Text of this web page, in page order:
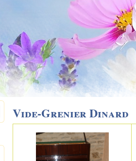
Vide-Grenier Dinard